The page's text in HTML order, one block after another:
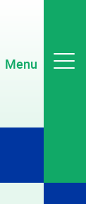
Menu